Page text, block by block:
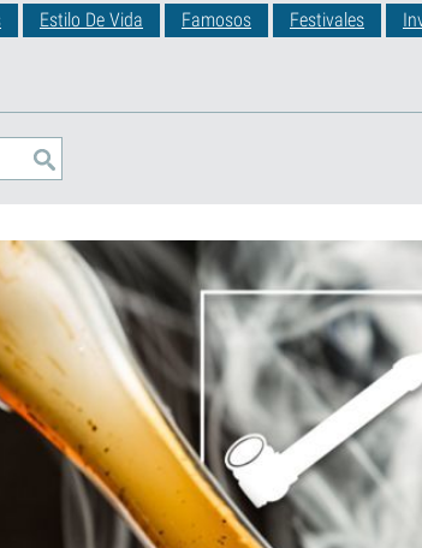
Estilo De Vida Famosos Festivales